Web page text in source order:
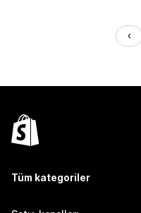
Tüm kategoriler